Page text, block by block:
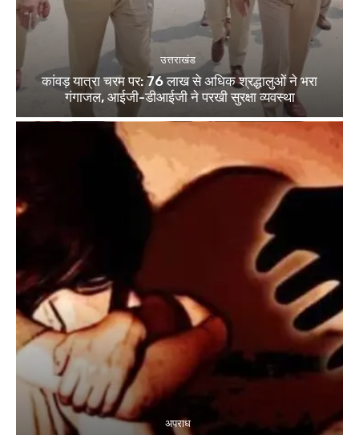
उत्तराखंड
कांवड़ यात्रा चरम पर: 76 लाख से अधिक श्रद्धालुओं ने भरा
गंगाजल, आईजी-डीआईजी ने परखी सुरक्षा व्यवस्था
अपराध